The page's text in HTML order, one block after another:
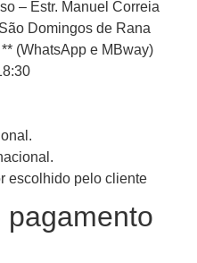
– Estr. Manuel Correia
Domingos de Rana
(WhatsApp e MBway)
escolhido pelo cliente
pagamento